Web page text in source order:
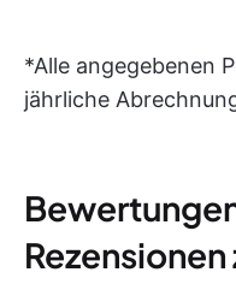
*Alle angegebenen
jährliche